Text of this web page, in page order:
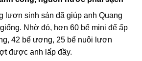
lươn sinh sản đã giúp anh Quang
Nhờ đó, hơn 60 bể mini để ấp
42 bể ương, 25 bể nuôi lươn
được anh lấp đầy.